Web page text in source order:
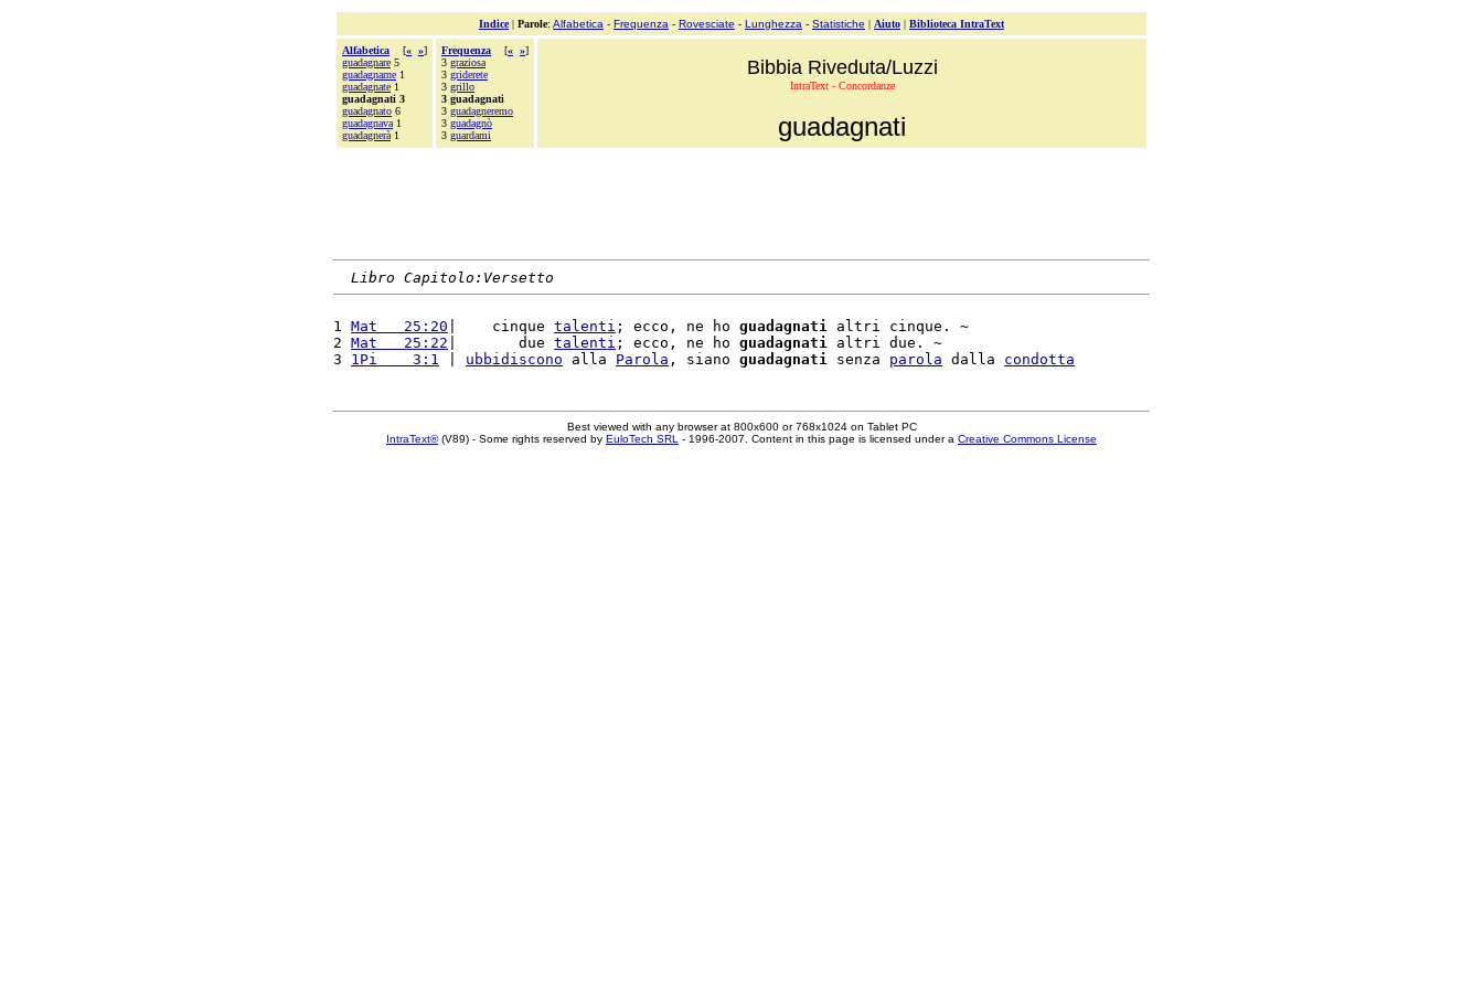
Indice| Parole: Alfabetica - Frequenza - Rovesciate - Lunghezza - Statistiche | Aiuto | Biblioteca IntraText
Alfabetica [« »]
guadagnare 5
guadagnarne 1
guadagnate 1
guadagnati 3
guadagnato 6
guadagnava 1
guadagnerà 1
Frequenza [« »]
3 graziosa
3 griderete
3 grillo
3 guadagnati
3 guadagneremo
3 guadagnò
3 guardami
Bibbia Riveduta/Luzzi
IntraText - Concordanze
guadagnati
Libro Capitolo:Versetto
1 Mat   25:20 |    cinque talenti ; ecco, ne ho guadagnati altri cinque. ~
2 Mat   25:22 |       due talenti ; ecco, ne ho guadagnati altri due. ~
3 1Pi    3:1 ubbidiscono alla Parola , siano guadagnati senza parola dalla condotta
Best viewed with any browser at 800x600 or 768x1024 on Tablet PC
IntraText®(V89) - Some rights reserved by EuloTech SRL - 1996-2007. Content in this page is licensed under a Creative Commons License